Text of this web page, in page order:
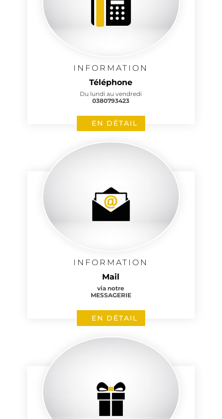
INFORMATION
Téléphone
Du lundi au vendredi
0380793423
EN DÉTAIL
INFORMATION
Mail
via notre
MESSAGERIE
EN DÉTAIL